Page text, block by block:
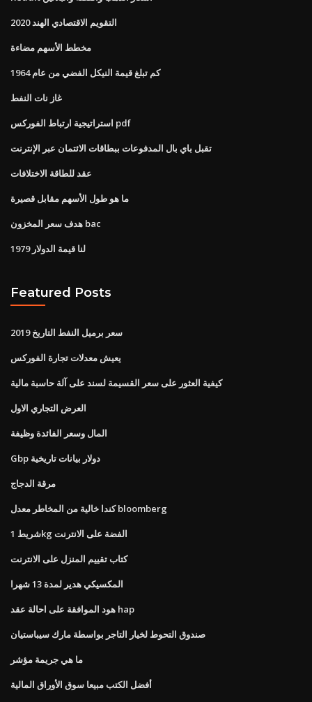
التقويم الاقتصادي الهند 2020
مخطط الأسهم مضاءة
كم تبلغ قيمة النيكل الفضي من عام 1964
غاز نات النفط
استراتيجية ارتباط الفوركس pdf
تقبل باي بال المدفوعات ببطاقات الائتمان عبر الإنترنت
عقد للطاقة الاختلافات
ما هو طول الأسهم مقابل قصيرة
هدف سعر المخزون bac
لنا قيمة الدولار 1979
Featured Posts
سعر برميل النفط التاريخ 2019
يعيش معدلات تجارة الفوركس
كيفية العثور على سعر القسيمة لسند على آلة حاسبة مالية
العرض التجاري الاول
المال وسعر الفائدة وظيفة
Gbp دولار بيانات تاريخية
مرقة الدجاج
كندا خالية من المخاطر معدل bloomberg
شريط 1kg الفضة على الانترنت
كتاب تقييم المنزل على الانترنت
المكسيكي هدير لمدة 13 شهرا
هود الموافقة على احالة عقد hap
صندوق التحوط لخيار التاجر بواسطة مارك سيباستيان
ما هي جريمة مؤشر
أفضل الكتب مبيعا سوق الأوراق المالية